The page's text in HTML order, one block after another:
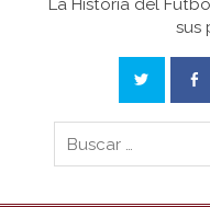
La Historia del
sus